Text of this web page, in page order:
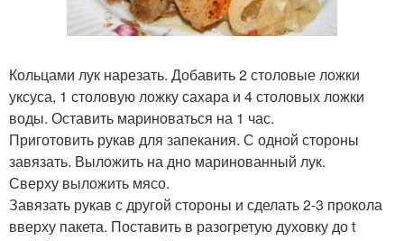
Кольцами лук нарезать. Добавить 2 столовые ложки
уксуса, 1 столовую ложку сахара и 4 столовых ложки
воды. Оставить мариноваться на 1 час.
Приготовить рукав для запекания. С одной стороны
завязать. Выложить на дно маринованный лук.
Сверху выложить мясо.
Завязать рукав с другой стороны и сделать 2-3 прокола
вверху пакета. Поставить в разогретую духовку до t